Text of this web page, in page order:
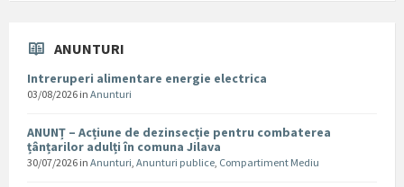
ANUNTURI
Intreruperi alimentare energie electrica
03/08/2026 in Anunturi
ANUNȚ – Acțiune de dezinsecție pentru combaterea
țânțarilor adulți în comuna Jilava
30/07/2026 in Anunturi, Anunturi publice, Compartiment Mediu